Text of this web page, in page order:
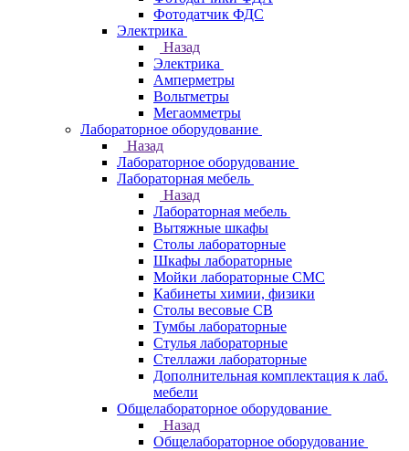
Фотодатчик ФДС
Электрика
Назад
Электрика
Амперметры
Вольтметры
Мегаомметры
Лабораторное оборудование
Назад
Лабораторное оборудование
Лабораторная мебель
Назад
Лабораторная мебель
Вытяжные шкафы
Столы лабораторные
Шкафы лабораторные
Мойки лабораторные СМС
Кабинеты химии, физики
Столы весовые СВ
Тумбы лабораторные
Стулья лабораторные
Стеллажи лабораторные
Дополнительная комплектация к лаб.
мебели
Общелабораторное оборудование
Назад
Общелабораторное оборудование